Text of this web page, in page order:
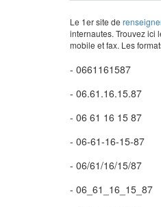
Le 1er site de
internautes. Trouvez ici
mobile et fax. Les
- 0661161587
- 06.61.16.15.87
- 06 61 16 15 87
- 06-61-16-15-87
- 06/61/16/15/87
- 06_61_16_15_87